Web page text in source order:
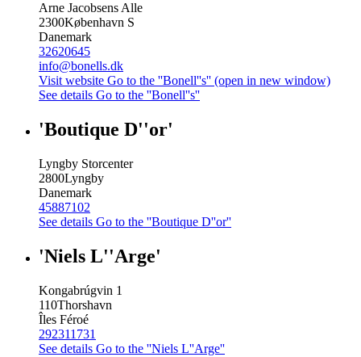
Arne Jacobsens Alle
2300København S
Danemark
32620645
info@bonells.dk
Visit website Go to the ''Bonell''s'' (open in new window)
See details Go to the ''Bonell''s''
'Boutique D''or'
Lyngby Storcenter
2800Lyngby
Danemark
45887102
See details Go to the ''Boutique D''or''
'Niels L''Arge'
Kongabrúgvin 1
110Thorshavn
Îles Féroé
292311731
See details Go to the ''Niels L''Arge''